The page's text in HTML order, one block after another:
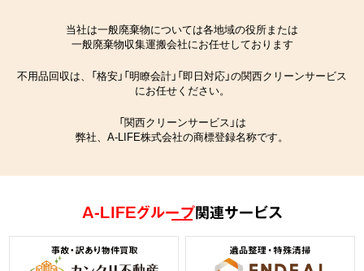
当社は一般廃棄物については各地域の役所または
一般廃棄物収集運搬会社にお任せしております
不用品回収は、「格安」「明瞭会計」「即日対応」の関西クリーンサービス
にお任せください。
「関西クリーンサービス」は
弊社、A-LIFE株式会社の商標登録名称です。
A-LIFEグループ関連サービス